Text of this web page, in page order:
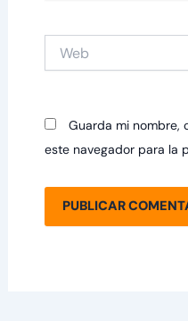
Guarda mi nombre,
este navegador para la